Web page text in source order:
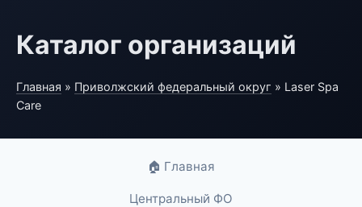
Каталог организаций
Главная » Приволжский федеральный округ » Laser Spa
Care
🏠 Главная
Центральный ФО